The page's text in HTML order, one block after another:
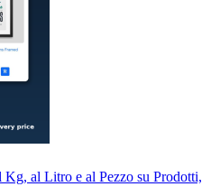
al Litro e al Pezzo su Prodotti,